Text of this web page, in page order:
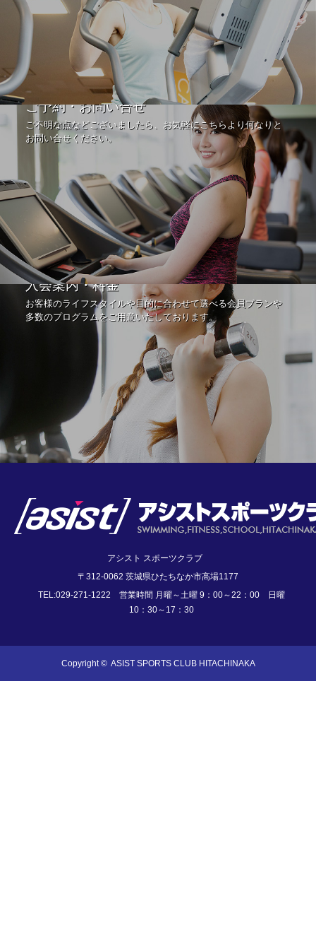
ご予約・お問い合せ
ご不明な点などございましたら、お気軽にこちらより何なりと
お問い合せください。
入会案内・料金
お客様のライフスタイルや目的に合わせて選べる会員プランや
多数のプログラムをご用意いたしております。
アシスト スポーツクラブ
〒312-0062 茨城県ひたちなか市高場1177
TEL:029-271-1222 営業時間 月曜～土曜 9：00～22：00 日曜
10：30～17：30
Copyright © ASIST SPORTS CLUB HITACHINAKA